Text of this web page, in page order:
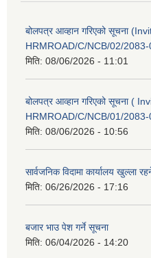
बोलपत्र आव्हान गरिएको सूचना
HRMROAD/C/NCB/02/2083-
मिति: 08/06/2026 - 11:01
बोलपत्र आव्हान गरिएको सूचना (
HRMROAD/C/NCB/01/
मिति: 08/06/2026 - 10:56
सार्वजनिक विदामा कार्यालय खुल्ला
मिति: 06/26/2026 - 17:16
बजार भाउ पेश गर्ने सूचना
मिति: 06/04/2026 - 14:20